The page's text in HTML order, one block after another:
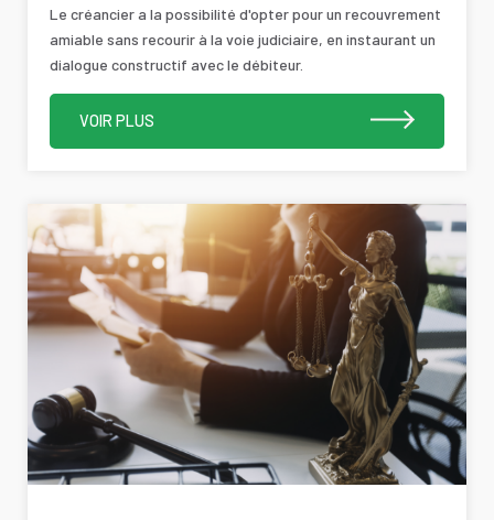
Le créancier a la possibilité d'opter pour un recouvrement
amiable sans recourir à la voie judiciaire, en instaurant un
dialogue constructif avec le débiteur.
VOIR PLUS